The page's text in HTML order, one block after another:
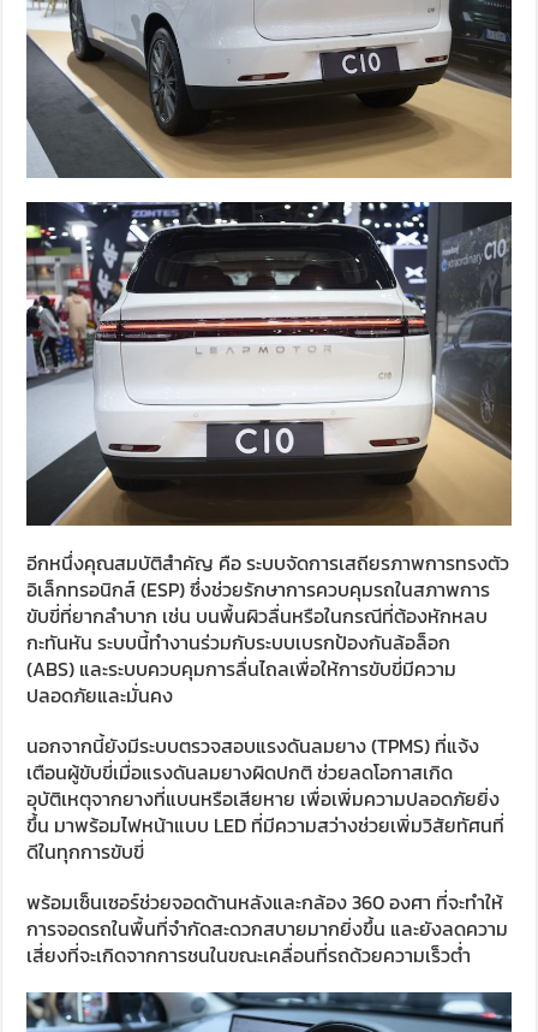
อีกหนึ่งคุณสมบัติสำคัญ คือ ระบบจัดการเสถียรภาพการทรงตัว
อิเล็กทรอนิกส์ (ESP)ซึ่งช่วยรักษาการควบคุมรถในสภาพการ
ขับขี่ที่ยากลำบาก เช่น บนพื้นผิวลื่นหรือในกรณีที่ต้องหักหลบ
กะทันหัน ระบบนี้ทำงานร่วมกับระบบเบรกป้องกันล้อล็อก
(ABS) และระบบควบคุมการลื่นไถลเพื่อให้การขับขี่มีความ
ปลอดภัยและมั่นคง
นอกจากนี้ยังมีระบบตรวจสอบแรงดันลมยาง (TPMS) ที่แจ้ง
เตือนผู้ขับขี่เมื่อแรงดันลมยางผิดปกติ ช่วยลดโอกาสเกิด
อุบัติเหตุจากยางที่แบนหรือเสียหาย เพื่อเพิ่มความปลอดภัยยิ่ง
ขึ้น มาพร้อมไฟหน้าแบบ LED ที่มีความสว่างช่วยเพิ่มวิสัยทัศนที่
ดีในทุกการขับขี่
พร้อมเซ็นเซอร์ช่วยจอดด้านหลังและกล้อง360องศา ที่จะทำให้
การจอดรถในพื้นที่จำกัดสะดวกสบายมากยิ่งขึ้น และยังลดความ
เสี่ยงที่จะเกิดจากการชนในขณะเคลื่อนที่รถด้วยความเร็วต่ำ